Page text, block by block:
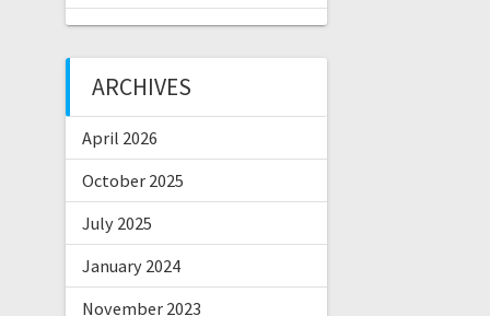
ARCHIVES
April 2026
October 2025
July 2025
January 2024
November 2023